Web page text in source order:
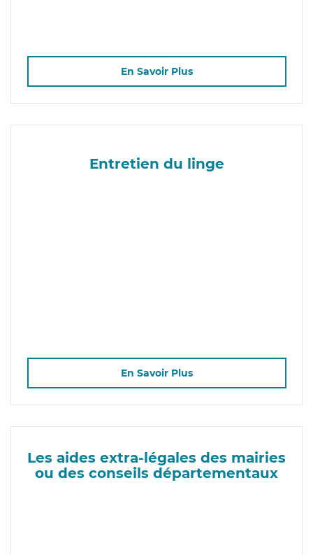
En Savoir Plus
Entretien du linge
En Savoir Plus
Les aides extra-légales des mairies
ou des conseils départementaux